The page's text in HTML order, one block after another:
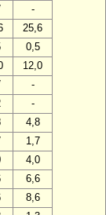
-
25,6
0,5
12,0
-
-
4,8
1,7
4,0
6,6
8,6